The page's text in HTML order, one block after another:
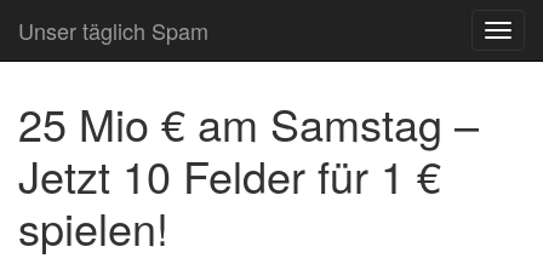
Unser täglich Spam
25 Mio € am Samstag –
Jetzt 10 Felder für 1 €
spielen!